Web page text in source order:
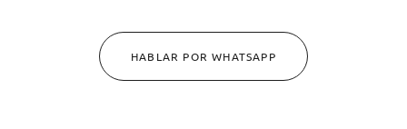
HABLAR POR WHATSAPP